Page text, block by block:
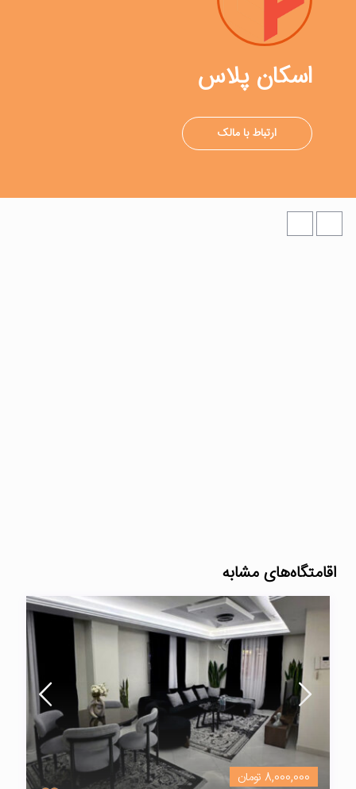
اسکان پلاس
ارتباط با مالک
اقامتگاه‌های مشابه
8,000,000 تومان